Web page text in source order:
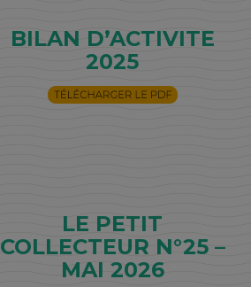
BILAN D’ACTIVITE
2025
LE PETIT
COLLECTEUR N°25 –
MAI 2026